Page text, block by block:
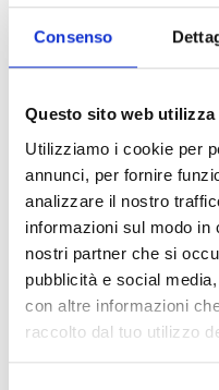
Consenso
Questo sito web utilizza
Utilizziamo i cookie per
annunci, per fornire
analizzare il nostro
informazioni sul modo
nostri partner che si
pubblicità e social
con altre informazioni
raccolto dal tuo utilizzo
15 Giugno 2025
than a minute
Nuova Apertura
Lo Store di Velletri
una nuova veste: